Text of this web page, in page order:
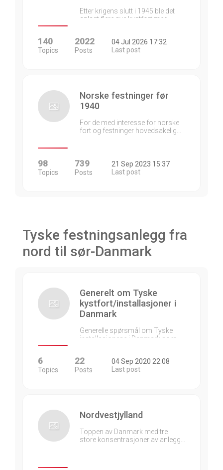
Etter krigens slutt i 1945 ble det
anlagt flere nye kystfort med…
140
Topics
2022
Posts
04 Jul 2026 17:32
Last post
Norske festninger før
1940
For de med interesse for norske
fort og festninger hovedsakelig…
98
Topics
739
Posts
21 Sep 2023 15:37
Last post
Tyske festningsanlegg fra
nord til sør-Danmark
Generelt om Tyske
kystfort/installasjoner i
Danmark
Generelle spørsmål om Tyske
installasjonene i Danmark som…
6
Topics
22
Posts
04 Sep 2020 22:08
Last post
Nordvestjylland
Toppen av Danmark med tre
store konsentrasjoner av anlegg…